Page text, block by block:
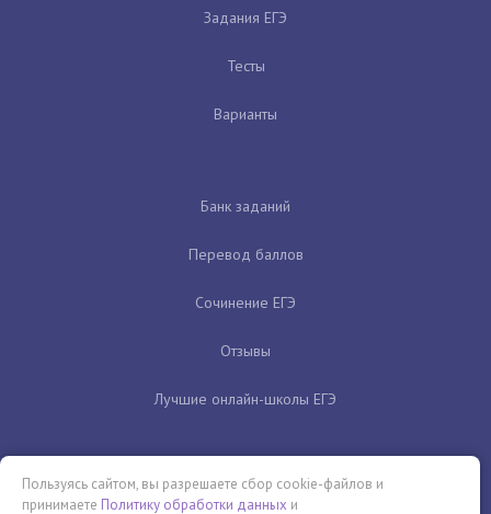
Задания ЕГЭ
Тесты
Варианты
Банк заданий
Перевод баллов
Сочинение ЕГЭ
Отзывы
Лучшие онлайн-школы ЕГЭ
Пользуясь сайтом, вы разрешаете сбор cookie-файлов и
принимаете Политику обработки данных и